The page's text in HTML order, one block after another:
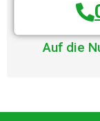
Auf die